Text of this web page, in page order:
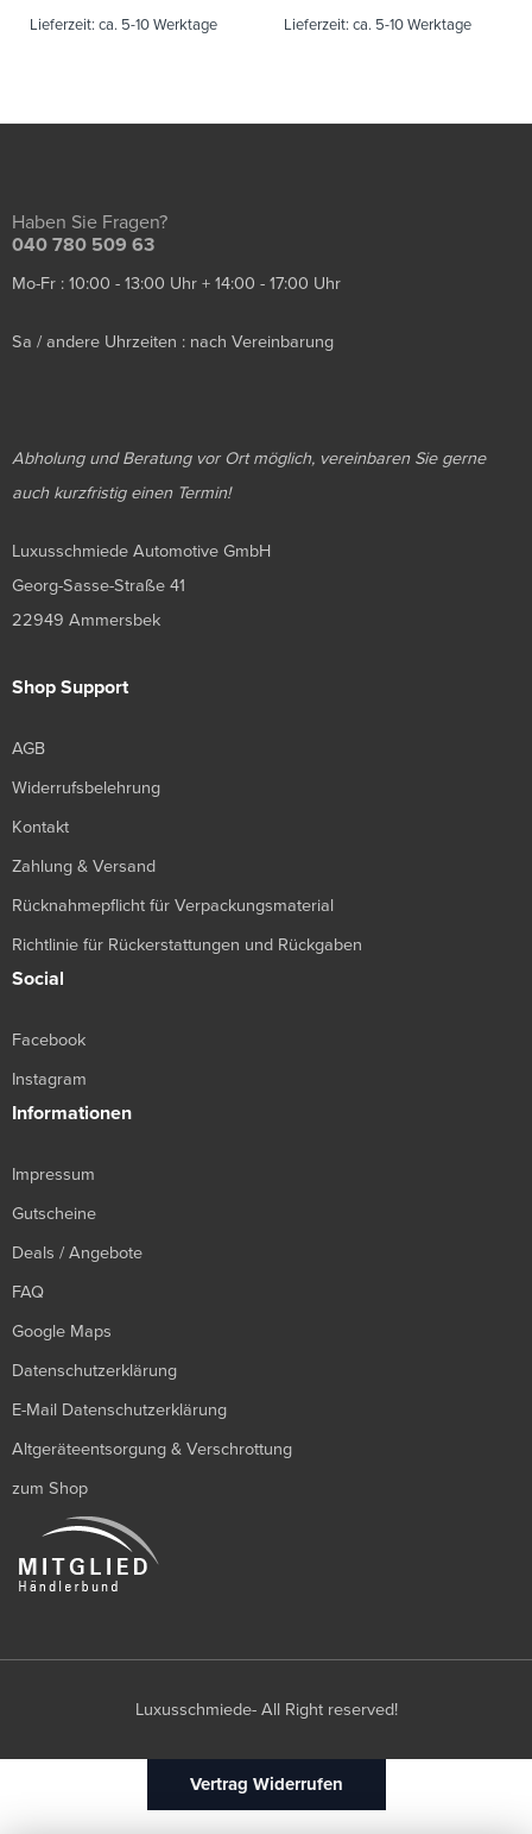
Lieferzeit: ca. 5-10 Werktage
Lieferzeit: ca. 5-10 Werktage
Haben Sie Fragen?
040 780 509 63
Mo-Fr : 10:00 - 13:00 Uhr + 14:00 - 17:00 Uhr
Sa / andere Uhrzeiten : nach Vereinbarung
Abholung und Beratung vor Ort möglich, vereinbaren Sie gerne
auch kurzfristig einen Termin!
Luxusschmiede Automotive GmbH
Georg-Sasse-Straße 41
22949 Ammersbek
Shop Support
AGB
Widerrufsbelehrung
Kontakt
Zahlung & Versand
Rücknahmepflicht für Verpackungsmaterial
Richtlinie für Rückerstattungen und Rückgaben
Social
Facebook
Instagram
Informationen
Impressum
Gutscheine
Deals / Angebote
FAQ
Google Maps
Datenschutzerklärung
E-Mail Datenschutzerklärung
Altgeräteentsorgung & Verschrottung
zum Shop
Luxusschmiede- All Right reserved!
Vertrag Widerrufen